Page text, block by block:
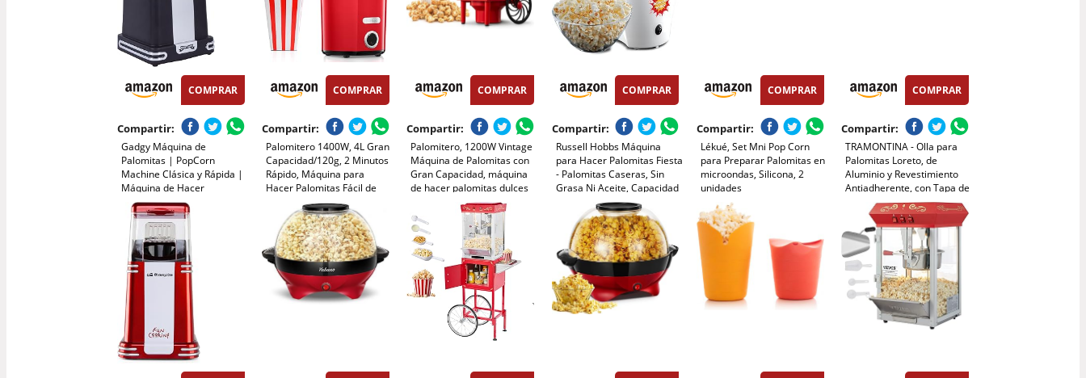
COMPRAR
Compartir:
Gadgy Máquina de
Palomitas | PopCorn
Machine Clásica y Rápida |
Máquina de Hacer
Palomitas de Aire Caliente,
Sin Aceite ni Grasa | Incluye
Vaso Medidor y Tapa
Superior Abatible |
Acabado Negro Retro
COMPRAR
Compartir:
Palomitero 1400W, 4L Gran
Capacidad/120g, 2 Minutos
Rápido, Máquina para
Hacer Palomitas Fácil de
Usar, Aire Caliente & Sin
Grasa, para el Hogar, Fiesta
de Cine, Navidad,
Aniversario para Niños
COMPRAR
Compartir:
Palomitero, 1200W Vintage
Máquina de Palomitas con
Gran Capacidad, máquina
de hacer palomitas dulces
Aire Caliente Sin Grasa
AceitaLibre de BPA, Rojo
COMPRAR
Compartir:
Russell Hobbs Máquina
para Hacer Palomitas Fiesta
- Palomitas Caseras, Sin
Grasa Ni Aceite, Capacidad
12 Tazas, Incluye Cuchara
de Medición, Tapa Extraíble,
1200 W, Blanco y Rojo -
24630-56
COMPRAR
Compartir:
Lékué, Set Mni Pop Corn
para Preparar Palomitas en
microondas, Silicona, 2
unidades
COMPRAR
Compartir:
TRAMONTINA - Olla para
Palomitas Loreto, de
Aluminio y Revestimiento
Antiadherente, con Tapa de
Vidrio y Mango Antitérmico,
NO APTO PARA
INDUCCIÓN, 20 cm y 3,5 L,
Color Rojo